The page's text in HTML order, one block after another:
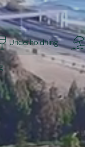
Underholdning